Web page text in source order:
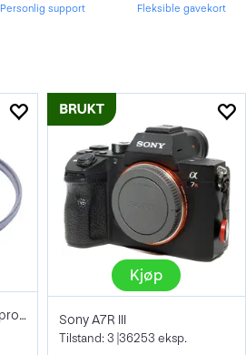
Personlig support Fleksible gavekort
Filter 86mm UV/nøytralt/protect
Kjøp
Sony A7R III
Tilstand: 3 |36253 eksp.